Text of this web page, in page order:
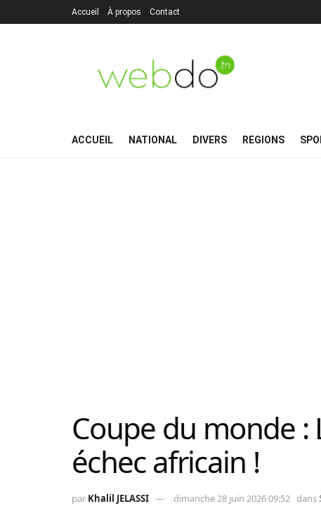
Accueil À propos Contact
ACCUEIL NATIONAL DIVERS REGIONS
Coupe du monde :
échec africain !
par Khalil JELASSI dimanche 28 juin 2026 09:52 dans